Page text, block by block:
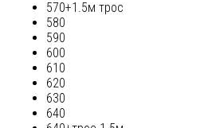
570+1.5м трос
580
590
600
610
620
630
640